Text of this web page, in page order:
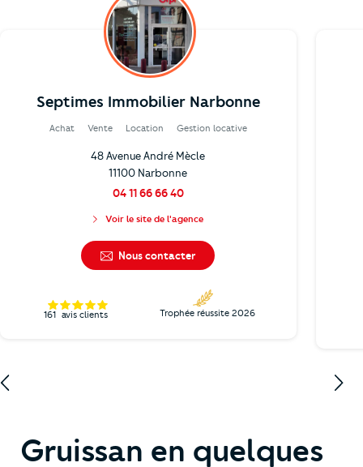
Septimes Immobilier Narbonne
Achat Vente Location Gestion locative
48 Avenue André Mècle
11100 Narbonne
04 11 66 66 40
Voir le site de l'agence
Nous contacter
161 avis clients Trophée réussite 2026
Gruissan en quelques